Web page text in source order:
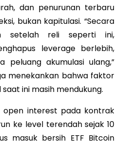
dan penurunan terbaru
bukan kapitulasi. “Secara
setelah reli seperti ini,
leverage berlebih,
peluang akumulasi ulang,”
menekankan bahwa faktor
ini masih mendukung.
open interest pada kontrak
ke level terendah sejak 10
masuk bersih ETF Bitcoin